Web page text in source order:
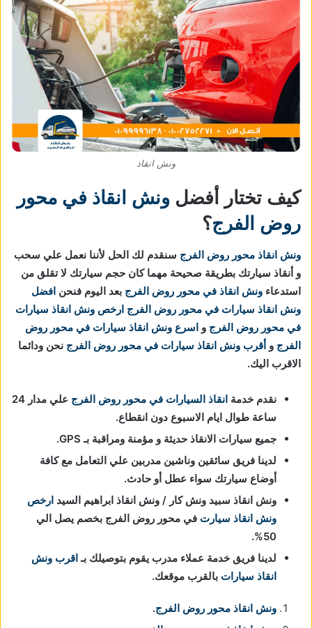
ونش انقاذ
كيف تختار أفضل ونش انقاذ في محور
روض الفرج؟
ونش انقاذ محور روض الفرج سنقدم لك الحل لأننا نعمل علي سحب
و أنقاذ سيارتك بطريقة صحيحة مهما كان حجم سيارتك لا تقلق من
استدعاء ونش انقاذ في محور روض الفرج بعد اليوم فنحن افضل
ونش انقاذ سيارات في محور روض الفرج ارخص ونش انقاذ سيارات
في محور روض الفرج و اسرع ونش انقاذ سيارات في محور روض
الفرج و أقرب ونش انقاذ سيارات في محور روض الفرج نحن ودائما
الاقرب اليك.
نقدم خدمة انقاذ السيارات في محور روض الفرج
علي مدار 24
ساعة طوال ايام الاسبوع دون انقطاع.
جميع سيارات الانقاذ حديثة و مؤمنة ومراقبة بـ GPS.
لدينا فريق سائقين وناشين مدربين علي التعامل مع كافة
أوضاع سيارتك سواء عطل أو حادث.
ونش انقاذ سبيد ونش كار / ونش انقاذ ابراهيم السيد ارخص
ونش انقاذ سيارت في محور روض الفرج بخصم يصل الي
50%.
لدينا فريق خدمة عملاء مدرب يقوم بتوصيلك بـاقرب ونش
انقاذ سيارات بالقرب موقعك.
ونش انقاذ محور روض الفرج.